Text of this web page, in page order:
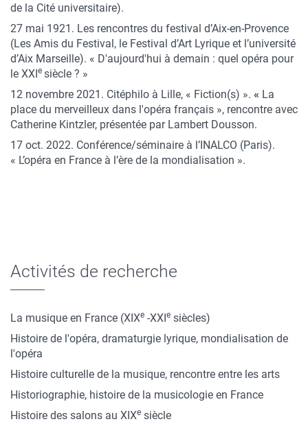
de la Cité universitaire).
27 mai 1921. Les rencontres du festival d’Aix-en-Provence
(Les Amis du Festival, le Festival d’Art Lyrique et l’université
d’Aix Marseille). « D'aujourd'hui à demain : quel opéra pour
le XXIe siècle ? »
12 novembre 2021. Citéphilo à Lille, « Fiction(s) ». « La
place du merveilleux dans l'opéra français », rencontre avec
Catherine Kintzler, présentée par Lambert Dousson.
17 oct. 2022. Conférence/séminaire à l’INALCO (Paris).
« L’opéra en France à l’ère de la mondialisation ».
Activités de recherche
La musique en France (XIXe -XXIe siècles)
Histoire de l'opéra, dramaturgie lyrique, mondialisation de
l'opéra
Histoire culturelle de la musique, rencontre entre les arts
Historiographie, histoire de la musicologie en France
Histoire des salons au XIXe siècle